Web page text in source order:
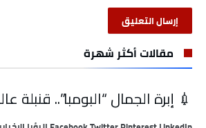
مقالات أكثر شهرة
💉 إبرة الجمال “البومبا”.. قنبلة